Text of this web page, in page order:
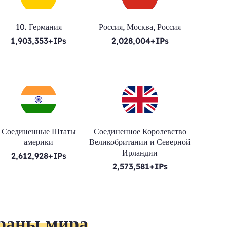
10. Германия
1,903,353+IPs
Россия, Москва, Россия
2,028,004+IPs
Соединенные Штаты
америки
2,612,928+IPs
Соединенное Королевство
Великобритании и Северной
Ирландии
2,573,581+IPs